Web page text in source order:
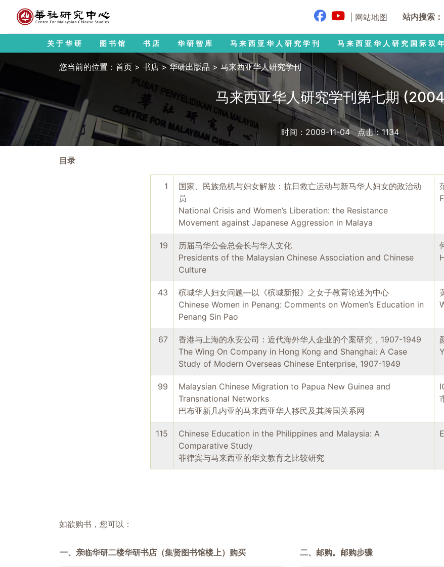
网站地图 站内搜索：
关于华研 图书馆 书店 华研智库 马来西亚华人研究学刊 马来西亚华人研究国际双
您当前的位置： 首页 > 书店 >华研出版品 > 马来西亚华人研究学刊
马来西亚华人研究学刊第七期
时间：2009-11-04 点击：1134
目录
1
国家、民族危机与妇女解放：抗日救亡运动与新马华人妇女的政治动
员
National Crisis and Women’s Liberation: the Resistance
Movement against Japanese Aggression in Malaya
19
历届马华公会总会长与华人文化
Presidents of the Malaysian Chinese Association and Chinese
Culture
43
槟城华人妇女问题—以《槟城新报》之女子教育论述为中心
Chinese Women in Penang: Comments on Women’s Education in
Penang Sin Pao
67
香港与上海的永安公司：近代海外华人企业的个案研究，1907-1949
The Wing On Company in Hong Kong and Shanghai: A Case
Study of Modern Overseas Chinese Enterprise, 1907-1949
99
Malaysian Chinese Migration to Papua New Guinea and
Transnational Networks
巴布亚新几内亚的马来西亚华人移民及其跨国关系网
115
Chinese Education in the Philippines and Malaysia: A
Comparative Study
菲律宾与马来西亚的华文教育之比较研究
如欲购书，您可以：
一、亲临华研二楼华研书店（集贤图书馆楼上）购买 二、邮购。邮购步骤